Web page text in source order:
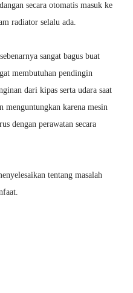
secara otomatis masuk ke
radiator selalu ada.
sangat bagus buat
membutuhan pendingin
dari kipas serta udara saat
menguntungkan karena mesin
dengan perawatan secara
tentang masalah